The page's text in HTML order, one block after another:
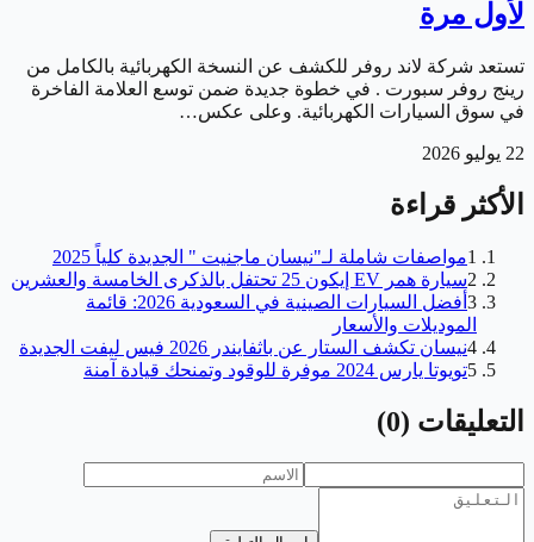
لأول مرة
تستعد شركة لاند روفر للكشف عن النسخة الكهربائية بالكامل من
رينج روفر سبورت . في خطوة جديدة ضمن توسع العلامة الفاخرة
في سوق السيارات الكهربائية. وعلى عكس…
22 يوليو 2026
الأكثر قراءة
1مواصفات شاملة لـ"نيسان ماجنيت " الجديدة كلياً 2025
2سيارة همر EV إيكون 25 تحتفل بالذكرى الخامسة والعشرين
3
أفضل السيارات الصينية في السعودية 2026: قائمة
الموديلات والأسعار
4نيسان تكشف الستار عن باثفايندر 2026 فيس ليفت الجديدة
5تويوتا يارس 2024 موفرة للوقود وتمنحك قيادة آمنة
التعليقات (
0
)